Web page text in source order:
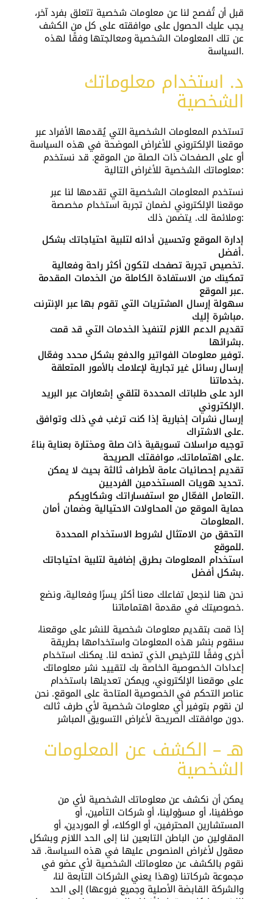
قبل أن تُفصح لنا عن معلومات شخصية تتعلق بفرد آخر،
يجب عليك الحصول على موافقته على كل من الكشف
عن تلك المعلومات الشخصية ومعالجتها وفقًا لهذه
السياسة.
د. استخدام معلوماتك
الشخصية
تستخدم المعلومات الشخصية التي يُقدمها الأفراد عبر
موقعنا الإلكتروني للأغراض الموضحة في هذه السياسة
أو على الصفحات ذات الصلة من الموقع. قد نستخدم
معلوماتك الشخصية للأغراض التالية:
نستخدم المعلومات الشخصية التي تقدمها لنا عبر
موقعنا الإلكتروني لضمان تجربة استخدام مخصصة
وملائمة لك. يتضمن ذلك:
إدارة الموقع وتحسين أدائه لتلبية احتياجاتك بشكل
أفضل.
تخصيص تجربة تصفحك لتكون أكثر راحة وفعالية.
تمكينك من الاستفادة الكاملة من الخدمات المقدمة
عبر الموقع.
سهولة إرسال المشتريات التي تقوم بها عبر الإنترنت
مباشرة إليك.
تقديم الدعم اللازم لتنفيذ الخدمات التي قد قمت
بشرائها.
توفير معلومات الفواتير والدفع بشكل محدد وفعّال.
إرسال رسائل غير تجارية لإعلامك بالأمور المتعلقة
بخدماتنا.
الرد على طلباتك المحددة لتلقي إشعارات عبر البريد
الإلكتروني.
إرسال نشرات إخبارية إذا كنت ترغب في ذلك وتوافق
على الاشتراك.
توجيه مراسلات تسويقية ذات صلة ومختارة بعناية بناءً
على اهتماماتك، موافقتك الصريحة.
تقديم إحصائيات عامة لأطراف ثالثة بحيث لا يمكن
تحديد هويات المستخدمين الفرديين.
التعامل الفعّال مع استفساراتك وشكاويكم.
حماية الموقع من المحاولات الاحتيالية وضمان أمان
المعلومات.
التحقق من الامتثال لشروط الاستخدام المحددة
للموقع.
استخدام المعلومات بطرق إضافية لتلبية احتياجاتك
بشكل أفضل.
نحن هنا لنجعل تفاعلك معنا أكثر يسرًا وفعالية، ونضع
خصوصيتك في مقدمة اهتماماتنا.
إذا قمت بتقديم معلومات شخصية للنشر على موقعنا،
سنقوم بنشر هذه المعلومات واستخدامها بطريقة
أخرى وفقًا للترخيص الذي تمنحه لنا. يمكنك استخدام
إعدادات الخصوصية الخاصة بك لتقييد نشر معلوماتك
على موقعنا الإلكتروني، ويمكن تعديلها باستخدام
عناصر التحكم في الخصوصية المتاحة على الموقع. نحن
لن نقوم بتوفير أي معلومات شخصية لأي طرف ثالث
دون موافقتك الصريحة لأغراض التسويق المباشر.
هـ – الكشف عن المعلومات
الشخصية
يمكن أن نكشف عن معلوماتك الشخصية لأي من
موظفينا، أو مسؤولينا، أو شركات التأمين، أو
المستشارين المحترفين، أو الوكلاء، أو الموردين، أو
المقاولين من الباطن التابعين لنا إلى الحد اللازم وبشكل
معقول لأغراض المنصوص عليها في هذه السياسة. قد
نقوم بالكشف عن معلوماتك الشخصية لأي عضو في
مجموعة شركاتنا (وهذا يعني الشركات التابعة لنا،
والشركة القابضة الأصلية وجميع فروعها) إلى الحد